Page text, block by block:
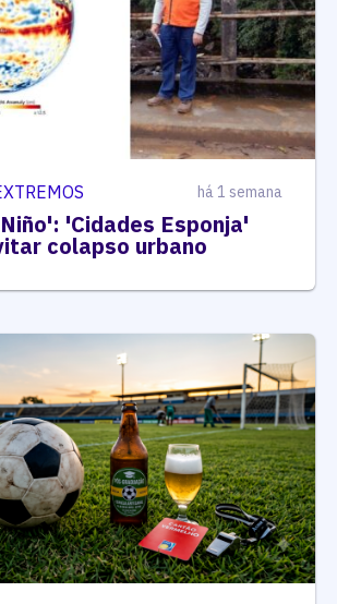
há 1 semana
'Cidades Esponja'
colapso urbano